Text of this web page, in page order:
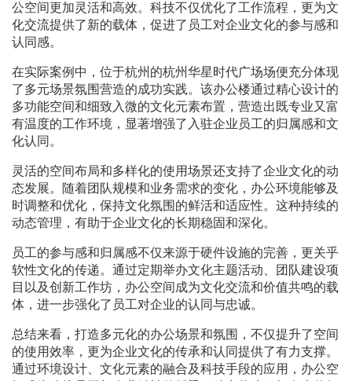
公空间更加灵活和高效。科技不仅优化了工作流程，更为文
化交流提供了新的载体，促进了员工对企业文化的参与感和
认同感。
在实际案例中，位于杭州的杭州华星时代广场场便充分体现
了多元场景氛围营造的成功实践。该办公楼通过精心设计的
多功能空间和细致入微的文化元素布置，营造出既专业又富
有温度的工作环境，显著增强了入驻企业员工的归属感和文
化认同。
灵活的空间布局和多样化的使用场景还支持了企业文化的动
态发展。随着团队规模和业务需求的变化，办公环境能够及
时调整和优化，保持文化氛围的鲜活和适应性。这种持续的
动态管理，有助于企业文化的长期稳固和深化。
员工的参与感和归属感不仅来源于硬件设施的完善，更关乎
软性文化的传递。通过定期举办文化主题活动、团队建设项
目以及创新工作坊，办公空间成为文化交流和价值共鸣的载
体，进一步强化了员工对企业的认同与忠诚。
总结来看，打造多元化的办公场景和氛围，不仅提升了空间
的使用效率，更为企业文化的传承和认同提供了有力支撑。
通过环境设计、文化元素的融合及科技手段的应用，办公空